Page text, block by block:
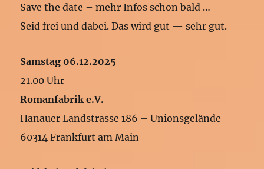
Save the date – mehr Infos schon bald …
Seid frei und dabei. Das wird gut — sehr gut.
Samstag 06.12.2025
21.00 Uhr
Romanfabrik e.V.
Hanauer Landstrasse 186 – Unionsgelände
60314 Frankfurt am Main